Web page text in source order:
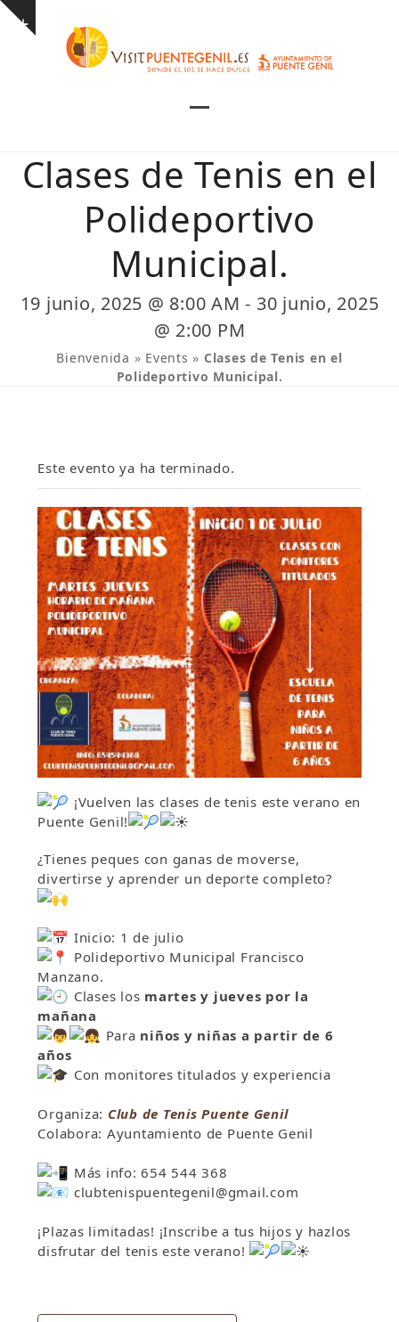
Skip
Show
mobile
menu
mobile
menu
Clases de Tenis en el
Polideportivo
Municipal.
19 junio, 2025 @ 8:00 AM - 30 junio, 2025
@ 2:00 PM
Bienvenida » Events » Clases de Tenis en el
Polideportivo Municipal.
Este evento ya ha terminado.
¡Vuelven las clases de tenis este verano en
Puente Genil!
¿Tienes peques con ganas de moverse,
divertirse y aprender un deporte completo?
Inicio: 1 de julio
Polideportivo Municipal Francisco
Manzano.
Clases los martes y jueves por la
mañana
Para niños y niñas a partir de 6
años
Con monitores titulados y experiencia
Organiza: Club de Tenis Puente Genil
Colabora: Ayuntamiento de Puente Genil
Más info: 654 544 368
clubtenispuentegenil@gmail.com
¡Plazas limitadas! ¡Inscribe a tus hijos y hazlos
disfrutar del tenis este verano!